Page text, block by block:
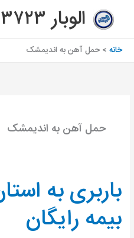
محتوا
الوبار ۰۲۱۴۰۳۳۳۷۲۳
خانه حمل آهن به اندیمشک
حمل آهن به اندیمشک
باربری به
بیمه رایگان
باربری
به
استان
خوزستان